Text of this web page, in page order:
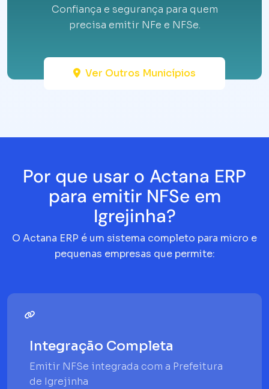
Confiança e segurança para quem
precisa emitir NFe e NFSe.
Ver Outros Municípios
Por que usar o Actana ERP
para emitir NFSe em
Igrejinha?
O Actana ERP é um sistema completo para micro e
pequenas empresas que permite:
Integração Completa
Emitir NFSe integrada com a Prefeitura
de Igrejinha